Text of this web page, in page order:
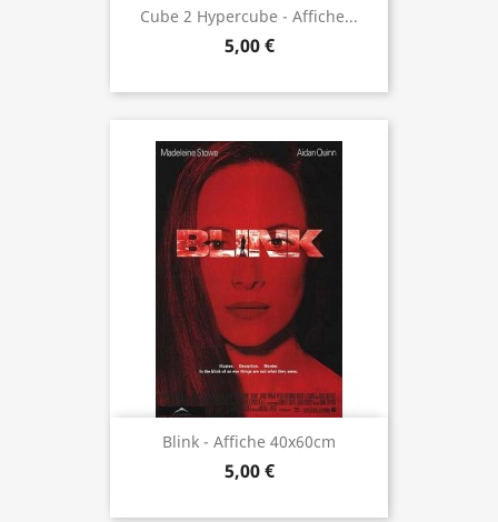
Cube 2 Hypercube - Affiche...
5,00 €
Blink - Affiche 40x60cm
5,00 €